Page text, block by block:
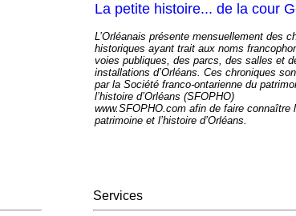
La petite histoire... de la cour
L’Orléanais présente mensuellement des
historiques ayant trait aux noms
voies publiques, des parcs, des salles et
installations d’Orléans. Ces chroniques
par la Société franco-ontarienne du
l’histoire d’Orléans (SFOPHO)
www.SFOPHO.com afin de faire connaître
patrimoine et l’histoire d’Orléans.
Services